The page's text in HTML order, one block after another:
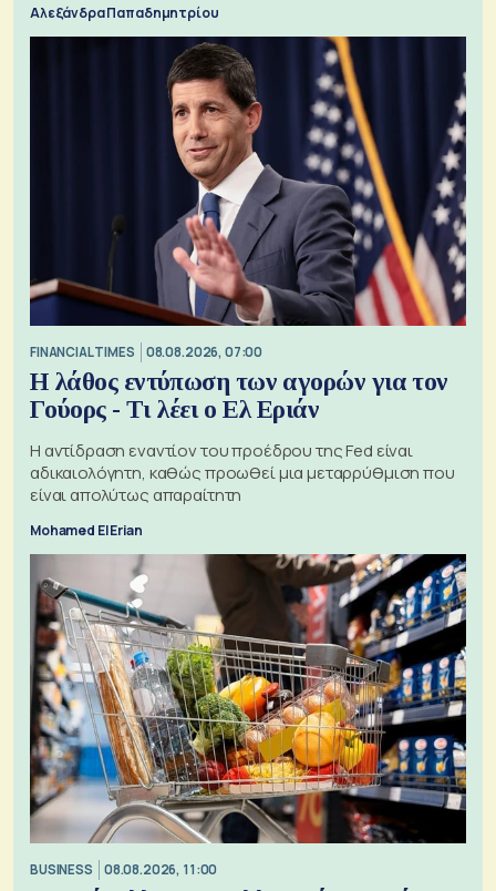
Αλεξάνδρα Παπαδημητρίου
FINANCIAL TIMES 08.08.2026, 07:00
Η λάθος εντύπωση των αγορών για τον
Γούορς - Τι λέει ο Ελ Εριάν
Η αντίδραση εναντίον του προέδρου της Fed είναι
αδικαιολόγητη, καθώς προωθεί μια μεταρρύθμιση που
είναι απολύτως απαραίτητη
Mohamed El Erian
BUSINESS 08.08.2026, 11:00